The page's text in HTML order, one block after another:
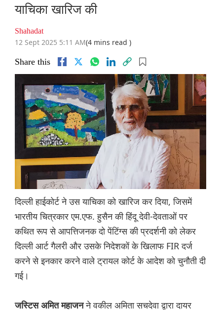
याचिका खारिज की
Shahadat
12 Sept 2025 5:11 AM(4 mins read )
Share this
दिल्ली हाईकोर्ट ने उस याचिका को खारिज कर दिया, जिसमें
भारतीय चित्रकार एम.एफ. हुसैन की हिंदू देवी-देवताओं पर
कथित रूप से आपत्तिजनक दो पेंटिंग्स की प्रदर्शनी को लेकर
दिल्ली आर्ट गैलरी और उसके निदेशकों के खिलाफ FIR दर्ज
करने से इनकार करने वाले ट्रायल कोर्ट के आदेश को चुनौती दी
गई।
जस्टिस अमित महाजनने वकील अमिता सचदेवा द्वारा दायर